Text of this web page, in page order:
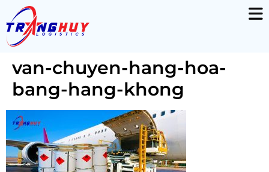
van-chuyen-hang-hoa-
bang-hang-khong